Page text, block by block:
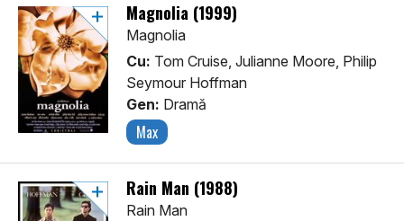
Magnolia (1999)
Magnolia
Cu: Tom Cruise, Julianne Moore, Philip
Seymour Hoffman
Gen: Dramă
Max
Rain Man (1988)
Rain Man